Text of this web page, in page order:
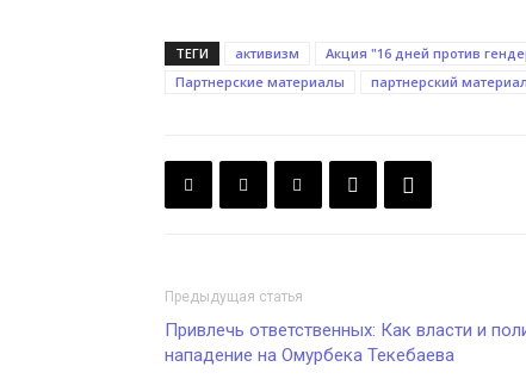
ТЕГИ активизм Акция "16 дней против
Партнерские материалы
партнерский материал
Предыдущая статья
Привлечь ответственных: Как власти и
нападение на Омурбека Текебаева